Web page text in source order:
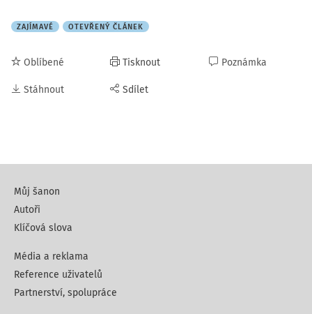
ZAJÍMAVÉ OTEVŘENÝ ČLÁNEK
Oblíbené
Stáhnout
Tisknout
Sdílet
Poznámka
Můj šanon
Autoři
Klíčová slova
Média a reklama
Reference uživatelů
Partnerství, spolupráce